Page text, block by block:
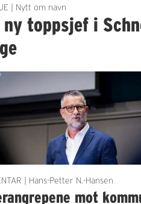
| Nytt om navn
toppsjef i
| Hans-Petter N.-Hansen
mot